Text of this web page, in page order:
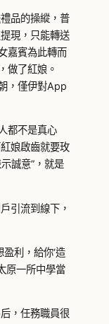
品的操縱，普
現，只能轉送
嘉賓為此轉而
做了紅娘。
，僅伊對App
都不是真心
娘啟齒就要玫
誠意”，就是
引流到線下，
利，給你‘造
原一所中學當
，任務職員很